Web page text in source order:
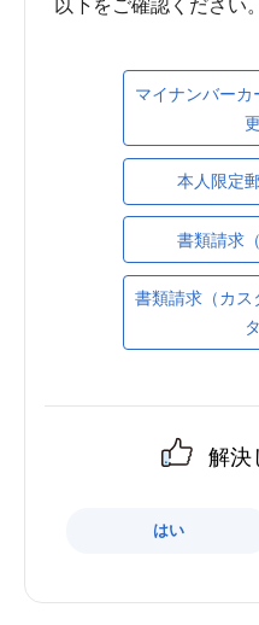
マイナンバー
本人限定
書類請求
書類請求（カス
解決
はい